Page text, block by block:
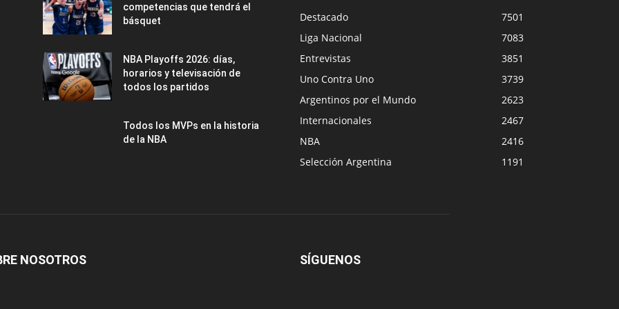
competencias que tendrá el
básquet
NBA Playoffs 2026: días,
horarios y televisación de
todos los partidos
Todos los MVPs en la historia
de la NBA
Destacado
7501
Liga Nacional
7083
Entrevistas
3851
Uno Contra Uno
3739
Argentinos por el Mundo
2623
Internacionales
2467
NBA
2416
Selección Argentina
1191
NOSOTROS SÍGUENOS